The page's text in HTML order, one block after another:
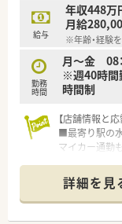
給与
年収448万
月給
※年齢・経験
勤務
時間
月～金 08：
※週40時間
時間制
【店舗情報と
■最寄り駅の
マイカー通勤
枚の処方箋に
■現在は常勤
厚い人員配置
詳細を見